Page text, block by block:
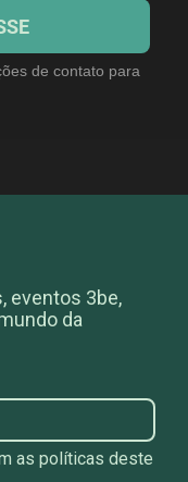
de contato para
eventos 3be,
da
as políticas deste